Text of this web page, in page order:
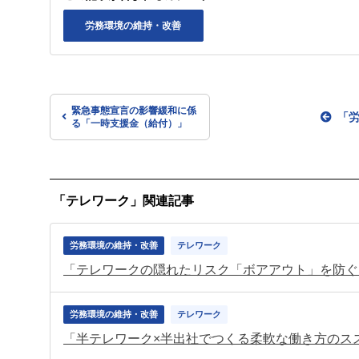
労務環境の維持・改善
緊急事態宣言の影響緩和に係
る「一時支援金（給付）」
「
「テレワーク」関連記事
労務環境の維持・改善 テレワーク
労務環境の維持・改善 テレワーク
「半テレワーク×半出社でつくる柔軟な働き方の